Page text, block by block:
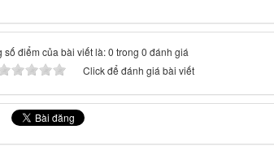
số điểm của bài viết là: 0 trong 0 đánh giá
Click để đánh giá bài viết